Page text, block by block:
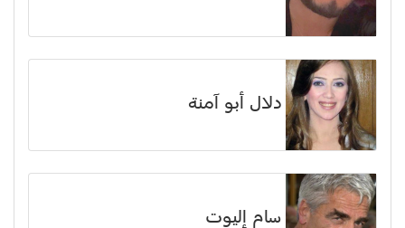
دلال أبو آمنة
سام إليوت